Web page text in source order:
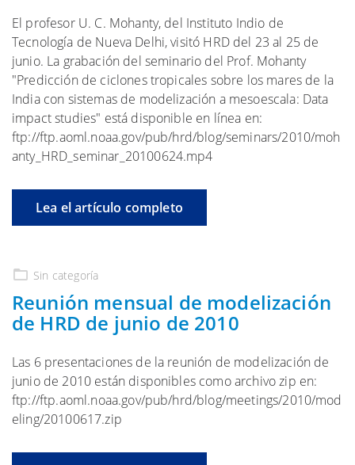
El profesor U. C. Mohanty, del Instituto Indio de
Tecnología de Nueva Delhi, visitó HRD del 23 al 25 de
junio. La grabación del seminario del Prof. Mohanty
"Predicción de ciclones tropicales sobre los mares de la
India con sistemas de modelización a mesoescala: Data
impact studies" está disponible en línea en:
ftp://ftp.aoml.noaa.gov/pub/hrd/blog/seminars/2010/moh
anty_HRD_seminar_20100624.mp4
Lea el artículo completo
Sin categoría
Reunión mensual de modelización
de HRD de junio de 2010
Las 6 presentaciones de la reunión de modelización de
junio de 2010 están disponibles como archivo zip en:
ftp://ftp.aoml.noaa.gov/pub/hrd/blog/meetings/2010/mod
eling/20100617.zip